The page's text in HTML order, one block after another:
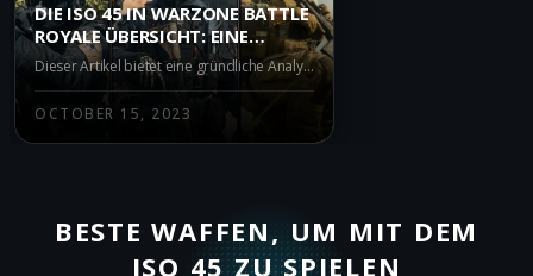
DIE ISO 45 IN WARZONE BATTLE
ROYALE ÜBERSICHT: EINE
AUSGEWOGENE BEWERTUNG
VON VOR- UND NACHTEILEN
Dieser Artikel bietet eine gründliche Analyse der ISO 45, einer Submachine Gun (Maschinenpistole) im Spiel Call of Duty: Warzone, unter Berücksichtigung aktueller Meta-Updates und Patchnotizen. Die Stärken, Schwächen und Taktiken der ISO 45 im Kampfmodus Battle Royale werden hervorgehoben.
OCTOBER 15, 2023
BESTE WAFFEN, UM MIT DEM
ISO 45 ZU SPIELEN